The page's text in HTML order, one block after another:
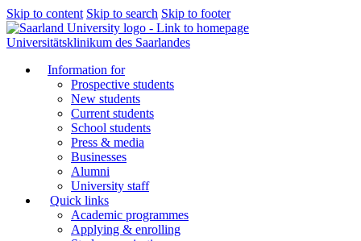
Skip to content Skip to search Skip to footer
Universitätsklinikum des Saarlandes
Information for
Prospective students
New students
Current students
School students
Press & media
Businesses
Alumni
University staff
Quick links
Academic programmes
Applying & enrolling